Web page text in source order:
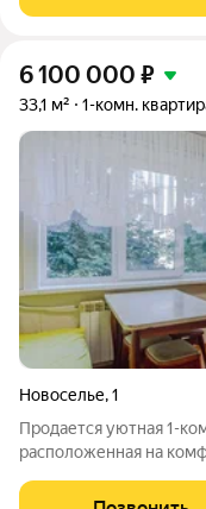
6 100 000 ₽
33,1 м² 1-комн.
Новоселье,1
Продается уютная 1-
расположенная на
дополнительных